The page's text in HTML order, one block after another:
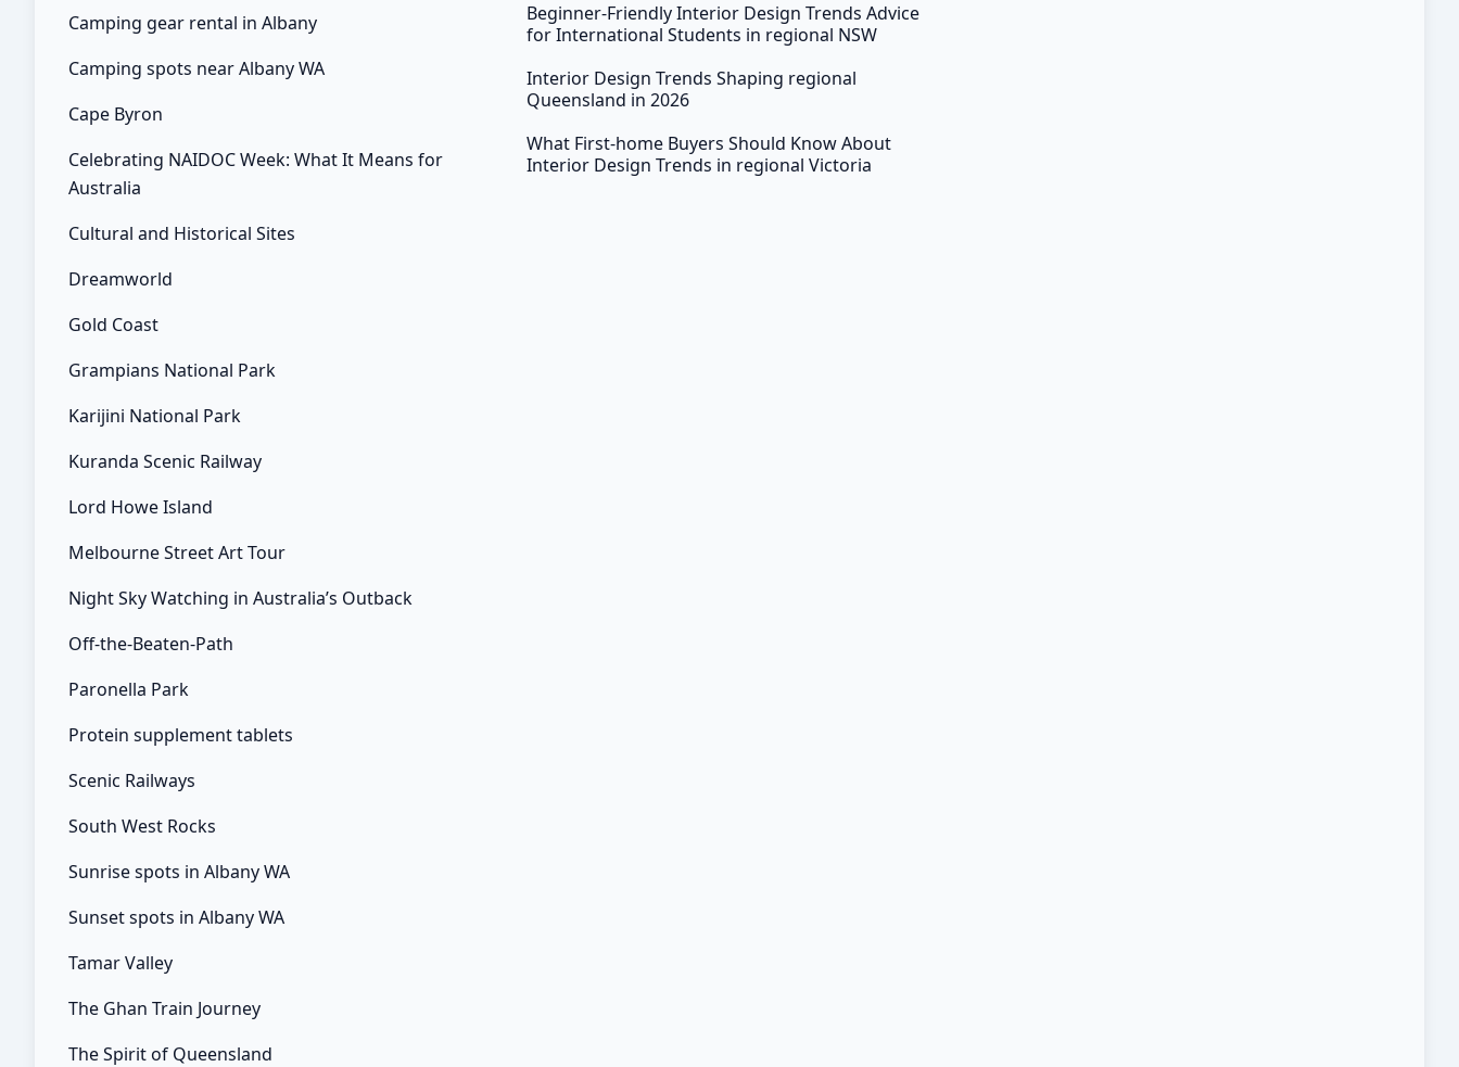
ของพวกเขา. ยูฟ่าได้ประกาศโปรแกรมการแข่งขันออก
การยืนยันเมื่อวันที่ 12 ธันวาคม พ.ศ. อันดับ 1 กลุ่ม […]
Camping gear rental in Albany
Camping spots near Albany WA
Cape Byron
Celebrating NAIDOC Week: What It Means for
Australia
Cultural and Historical Sites
Dreamworld
Gold Coast
Grampians National Park
Karijini National Park
Kuranda Scenic Railway
Lord Howe Island
Melbourne Street Art Tour
Night Sky Watching in Australia’s Outback
Off-the-Beaten-Path
Paronella Park
Protein supplement tablets
Scenic Railways
South West Rocks
Sunrise spots in Albany WA
Sunset spots in Albany WA
Tamar Valley
The Ghan Train Journey
The Spirit of Queensland
Beginner-Friendly Interior Design Trends Advice
for International Students in regional NSW
Interior Design Trends Shaping regional
Queensland in 2026
What First-home Buyers Should Know About
Interior Design Trends in regional Victoria